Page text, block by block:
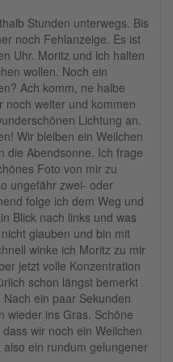
Stunden unterwegs. Bis
noch Fehlanzeige. Es ist
Uhr. Moritz und ich halten
wollen. Noch ein
Ach komm, ne halbe
noch weiter und kommen
Lichtung an.
Wir bleiben ein Weilchen
die Abendsonne. Ich frage
Foto von mir zu
ungefähr zwei- oder
folge ich dem Weg und
Blick nach links und was
glauben und bin mit
winke ich Moritz zu mir
jetzt volle Konzentration
schon längst bemerkt
ein paar Sekunden
wieder ins Gras. Schöne
wir noch ein Weilchen
ein rundum gelungener